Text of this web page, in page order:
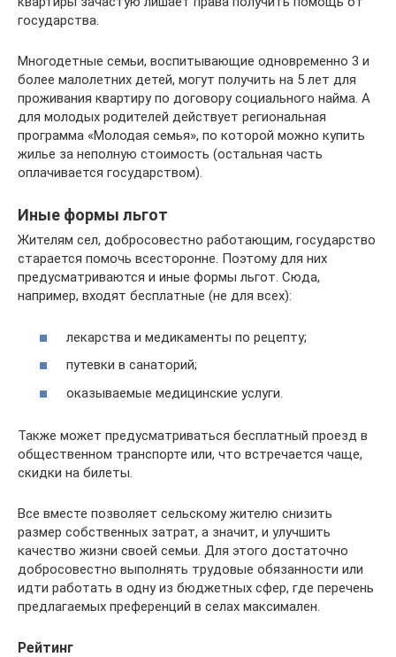
государства.
Многодетные семьи, воспитывающие одновременно 3 и
более малолетних детей, могут получить на 5 лет для
проживания квартиру по договору социального найма. А
для молодых родителей действует региональная
программа «Молодая семья», по которой можно купить
жилье за неполную стоимость (остальная часть
оплачивается государством).
Иные формы льгот
Жителям сел, добросовестно работающим, государство
старается помочь всесторонне. Поэтому для них
предусматриваются и иные формы льгот. Сюда,
например, входят бесплатные (не для всех):
лекарства и медикаменты по рецепту;
путевки в санаторий;
оказываемые медицинские услуги.
Также может предусматриваться бесплатный проезд в
общественном транспорте или, что встречается чаще,
скидки на билеты.
Все вместе позволяет сельскому жителю снизить
размер собственных затрат, а значит, и улучшить
качество жизни своей семьи. Для этого достаточно
добросовестно выполнять трудовые обязанности или
идти работать в одну из бюджетных сфер, где перечень
предлагаемых преференций в селах максимален.
Рейтинг